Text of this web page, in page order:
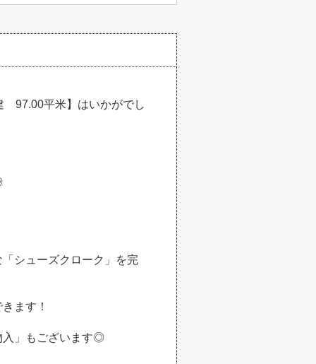
97.00平米】はいかがでし
シューズクローク」を完
ます！
入」もございます◎